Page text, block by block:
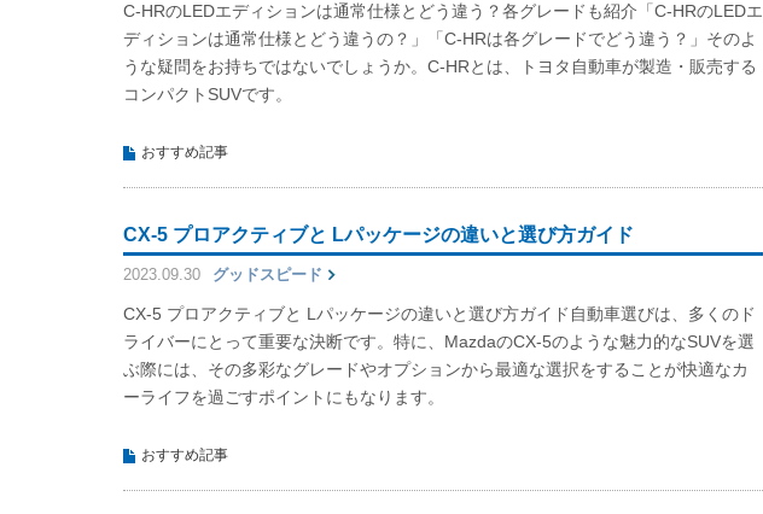
C-HRのLEDエディションは通常仕様とどう違う？各グレードも紹介「C-HRのLEDエ
ディションは通常仕様とどう違うの？」「C-HRは各グレードでどう違う？」そのよ
うな疑問をお持ちではないでしょうか。C-HRとは、トヨタ自動車が製造・販売する
コンパクトSUVです。
おすすめ記事
CX-5 プロアクティブと Lパッケージの違いと選び方ガイド
2023.09.30 グッドスピード
CX-5 プロアクティブと Lパッケージの違いと選び方ガイド自動車選びは、多くのド
ライバーにとって重要な決断です。特に、MazdaのCX-5のような魅力的なSUVを選
ぶ際には、その多彩なグレードやオプションから最適な選択をすることが快適なカ
ーライフを過ごすポイントにもなります。
おすすめ記事